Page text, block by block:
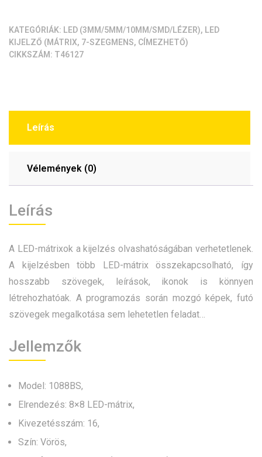
KATEGÓRIÁK: LED (3MM/5MM/10MM/SMD/LÉZER), LED
KIJELZŐ (MÁTRIX, 7-SZEGMENS, CÍMEZHETŐ)
CIKKSZÁM: T46127
Leírás
Vélemények (0)
Leírás
A LED-mátrixok a kijelzés olvashatóságában verhetetlenek.
A kijelzésben több LED-mátrix összekapcsolható, így
hosszabb szövegek, leírások, ikonok is könnyen
létrehozhatóak. A programozás során mozgó képek, futó
szövegek megalkotása sem lehetetlen feladat…
Jellemzők
Model: 1088BS,
Elrendezés: 8×8 LED-mátrix,
Kivezetésszám: 16,
Szín: Vörös,